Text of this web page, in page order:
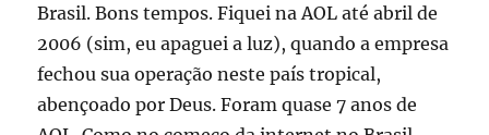
Brasil. Bons tempos. Fiquei na AOL até abril de
2006 (sim, eu apaguei a luz), quando a empresa
fechou sua operação neste país tropical,
abençoado por Deus. Foram quase 7 anos de